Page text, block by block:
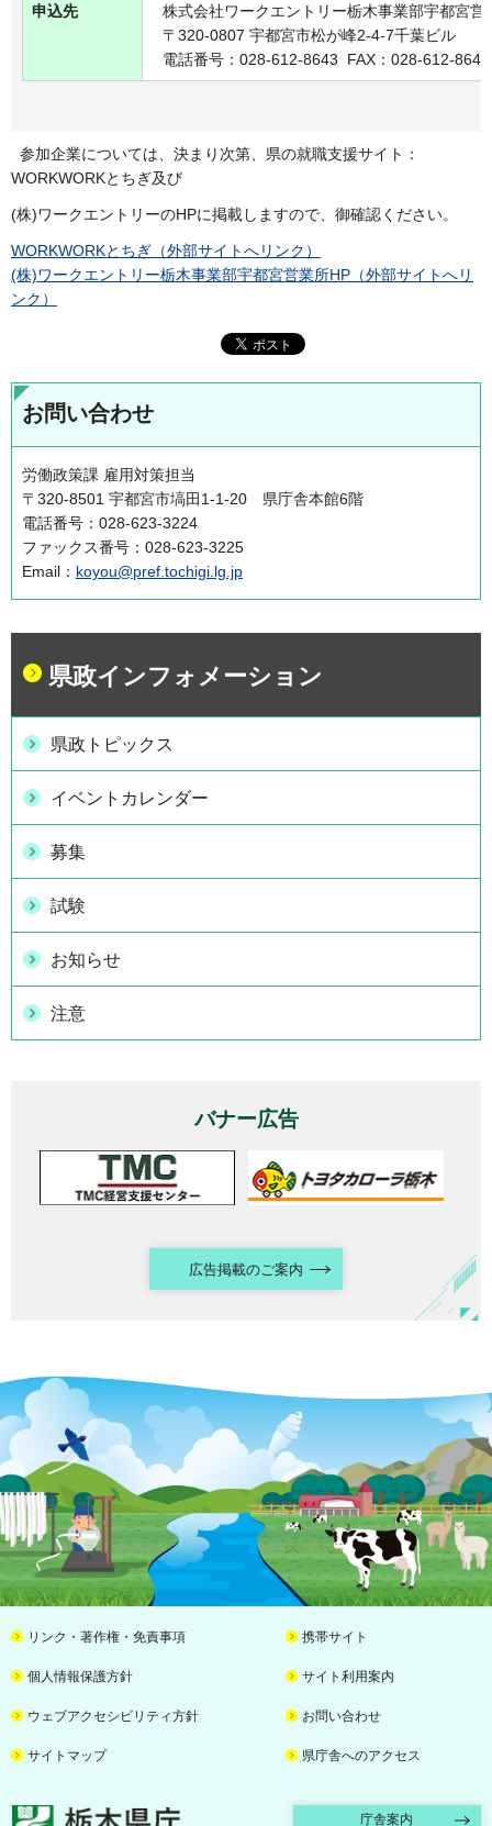
申込先
株式会社ワークエントリー栃木事業部宇都宮営
〒320-0807 宇都宮市松が峰2-4-7千葉ビル
電話番号：028-612-8643 FAX：028-612-8645
参加企業については、決まり次第、県の就職支援サイト：
WORKWORKとちぎ及び
(株)ワークエントリーのHPに掲載しますので、御確認ください。
WORKWORKとちぎ（外部サイトへリンク）
(株)ワークエントリー栃木事業部宇都宮営業所HP（外部サイトへリ
ンク）
お問い合わせ
労働政策課 雇用対策担当
〒320-8501 宇都宮市塙田1-1-20 県庁舎本館6階
電話番号：028-623-3224
ファックス番号：028-623-3225
Email： koyou@pref.tochigi.lg.jp
県政インフォメーション
県政トピックス
イベントカレンダー
募集
試験
お知らせ
注意
バナー広告
広告掲載のご案内
リンク・著作権・免責事項 携帯サイト
個人情報保護方針 サイト利用案内
ウェブアクセシビリティ方針 お問い合わせ
サイトマップ 県庁舎へのアクセス
栃木県庁 庁舎案内